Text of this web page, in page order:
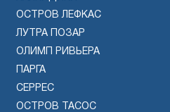
ОСТРОВ ЛЕФКАС
ЛУТРА ПОЗАР
ОЛИМП РИВЬЕРА
ПАРГА
СЕРРЕС
ОСТРОВ ТАСОС